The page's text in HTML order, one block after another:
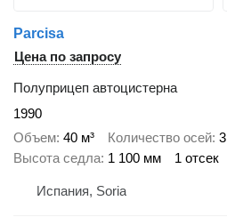
Parcisa
Цена по запросу
Полуприцеп автоцистерна
1990
Объем 40 м³ Количество осей 3
Высота седла 1 100 мм 1 отсек
Испания, Soria